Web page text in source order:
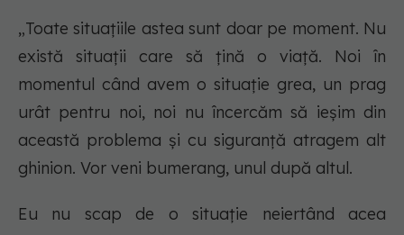
„Toate situațiile astea sunt doar pe moment. Nu
există situații care să țină o viață. Noi în
momentul când avem o situație grea, un prag
urât pentru noi, noi nu încercăm să ieșim din
această problema și cu siguranță atragem alt
ghinion. Vor veni bumerang, unul după altul.
Eu nu scap de o situație neiertând acea